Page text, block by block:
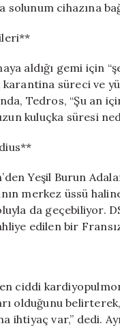
solunum cihazına
aldığı gemi için
süreci ve
Tedros, “Şu an
kuluçka süresi
Yeşil Burun
merkez üssü
da geçebiliyor.
edilen bir
ciddi
olduğunu
ihtiyaç var,” dedi.